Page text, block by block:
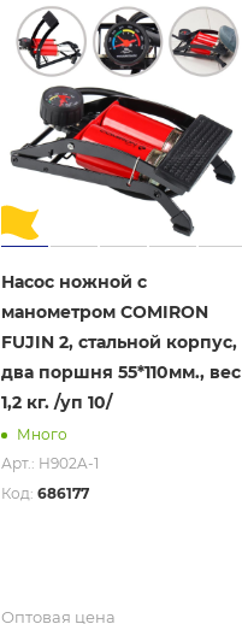
Насос ножной с
манометром COMIRON
FUJIN 2, стальной корпус,
два поршня 55*110мм., вес
1,2 кг. /уп 10/
Много
Арт.: H902A-1
Код: 686177
Оптовая цена